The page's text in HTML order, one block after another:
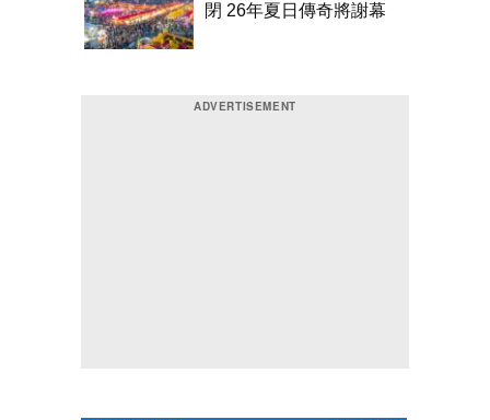
閉 26年夏日傳奇將謝幕